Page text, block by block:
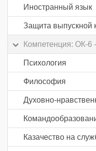
Иностранный язык
Компетенция: ОК-6
Психология
Философия
Духовно-
Казачество на